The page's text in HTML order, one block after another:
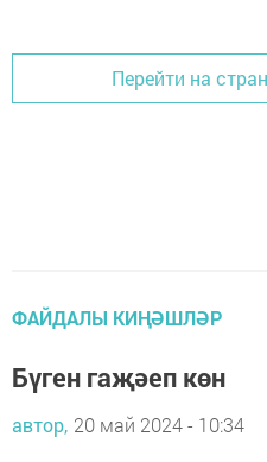
Перейти на
ФАЙДАЛЫ КИҢӘШЛӘР
Бүген гаҗәеп көн
автор, 20 май 2024 - 10:34